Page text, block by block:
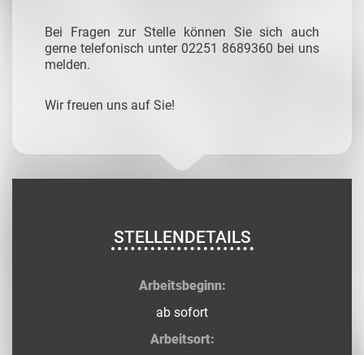
Bei Fragen zur Stelle können Sie sich auch
gerne telefonisch unter 02251 8689360 bei uns
melden.
Wir freuen uns auf Sie!
STELLENDETAILS
Arbeitsbeginn:
ab sofort
Arbeitsort: